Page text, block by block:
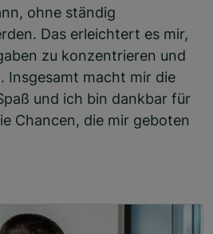
ohne ständig
Das erleichtert es mir,
zu konzentrieren und
Insgesamt macht mir die
und ich bin dankbar für
Chancen, die mir geboten